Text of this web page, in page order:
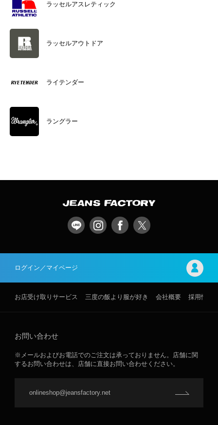
ラッセルアスレティック
ラッセルアウトドア
ライテンダー
ラングラー
ログイン／マイページ
お店受け取りサービス 三度の飯より服が好き 会社概要 採用情報
お問い合わせ
※メールおよびお電話でのご注文は承っておりません。店舗に関
するお問い合わせは、店舗に直接お問い合わせください。
onlineshop@jeansfactory.net